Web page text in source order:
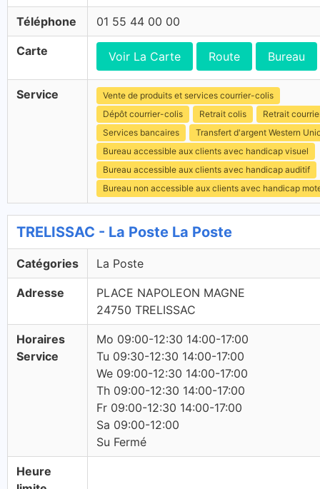
Téléphone 01 55 44 00 00
Carte Voir La Carte Route Bureau
Service
Vente de produits et services courrier-colis
Dépôt courrier-colis
Retrait colis
Retrait
Services bancaires
Transfert d'argent Western
Bureau accessible aux clients avec handicap visuel
Bureau accessible aux clients avec handicap auditif
Bureau non accessible aux clients avec handicap
TRELISSAC - La Poste La Poste
Catégories La Poste
Adresse
PLACE NAPOLEON MAGNE
24750 TRELISSAC
Horaires
Service
Mo 09:00-12:30 14:00-17:00
Tu 09:30-12:30 14:00-17:00
We 09:00-12:30 14:00-17:00
Th 09:00-12:30 14:00-17:00
Fr 09:00-12:30 14:00-17:00
Sa 09:00-12:00
Su Fermé
Heure